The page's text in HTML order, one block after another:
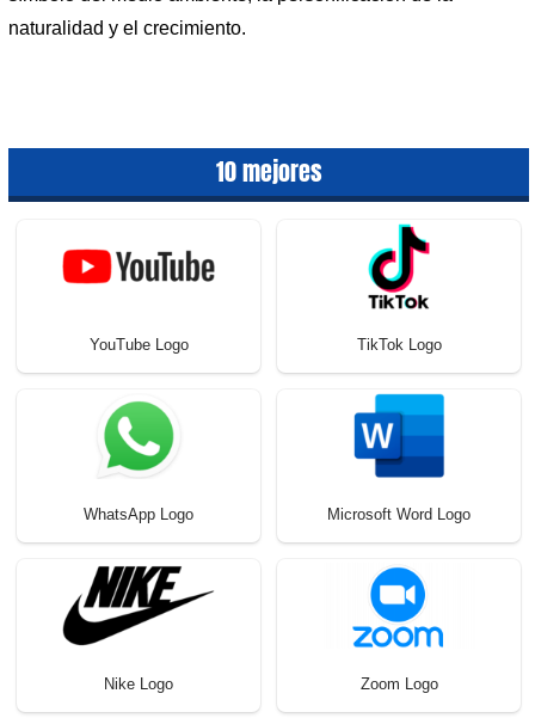
naturalidad y el crecimiento.
10 mejores
YouTube Logo TikTok Logo
WhatsApp Logo Microsoft Word Logo
Nike Logo Zoom Logo